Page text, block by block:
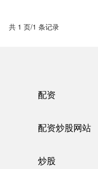
共 1 页/1 条记录
配资
配资炒股网站
炒股